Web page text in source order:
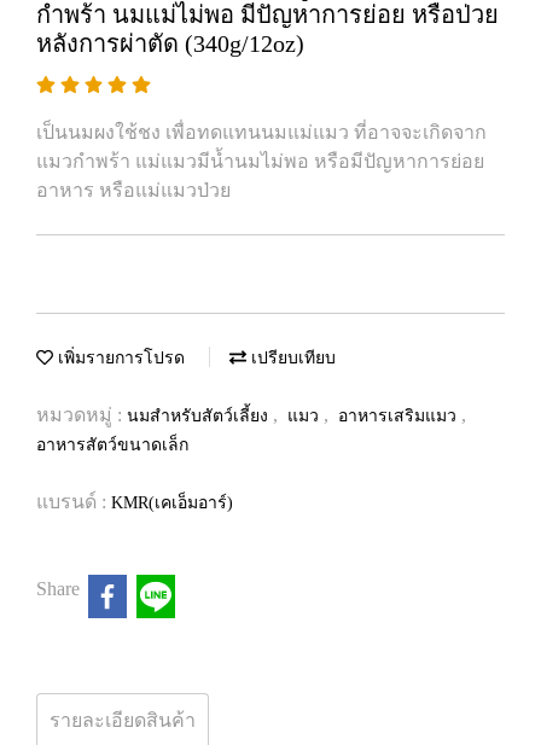
กำพร้า นมแม่ไม่พอ มีปัญหาการย่อย หรือป่วย
หลังการผ่าตัด (340g/12oz)
เป็นนมผงใช้ชง เพื่อทดแทนนมแม่แมว ที่อาจจะเกิดจาก
แมวกำพร้า แม่แมวมีน้ำนมไม่พอ หรือมีปัญหาการย่อย
อาหาร หรือแม่แมวป่วย
เพิ่มรายการโปรด เปรียบเทียบ
หมวดหมู่ : นมสำหรับสัตว์เลี้ยง , แมว , อาหารเสริมแมว ,
อาหารสัตว์ขนาดเล็ก
แบรนด์ : KMR(เคเอ็มอาร์)
Share
รายละเอียดสินค้า